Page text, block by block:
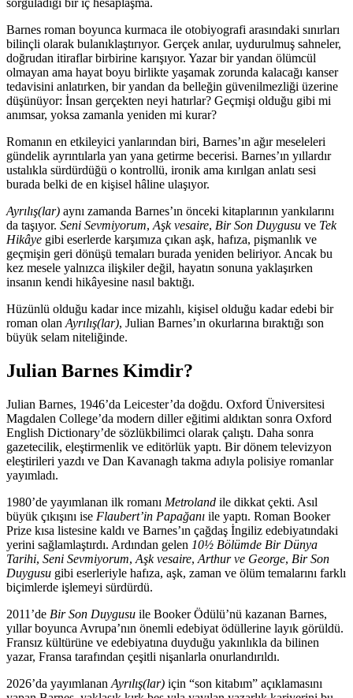
sorguladığı bir iç hesaplaşma.
Barnes roman boyunca kurmaca ile otobiyografi arasındaki sınırları
bilinçli olarak bulanıklaştırıyor. Gerçek anılar, uydurulmuş sahneler,
doğrudan itiraflar birbirine karışıyor. Yazar bir yandan ölümcül
olmayan ama hayat boyu birlikte yaşamak zorunda kalacağı kanser
tedavisini anlatırken, bir yandan da belleğin güvenilmezliği üzerine
düşünüyor: İnsan gerçekten neyi hatırlar? Geçmişi olduğu gibi mi
anımsar, yoksa zamanla yeniden mi kurar?
Romanın en etkileyici yanlarından biri, Barnes’ın ağır meseleleri
gündelik ayrıntılarla yan yana getirme becerisi. Barnes’ın yıllardır
ustalıkla sürdürdüğü o kontrollü, ironik ama kırılgan anlatı sesi
burada belki de en kişisel hâline ulaşıyor.
Ayrılış(lar) aynı zamanda Barnes’ın önceki kitaplarının yankılarını
da taşıyor. Seni Sevmiyorum, Aşk vesaire, Bir Son Duygusu ve Tek
Hikâye gibi eserlerde karşımıza çıkan aşk, hafıza, pişmanlık ve
geçmişin geri dönüşü temaları burada yeniden beliriyor. Ancak bu
kez mesele yalnızca ilişkiler değil, hayatın sonuna yaklaşırken
insanın kendi hikâyesine nasıl baktığı.
Hüzünlü olduğu kadar ince mizahlı, kişisel olduğu kadar edebi bir
roman olan Ayrılış(lar), Julian Barnes’ın okurlarına bıraktığı son
büyük selam niteliğinde.
Julian Barnes Kimdir?
Julian Barnes, 1946’da Leicester’da doğdu. Oxford Üniversitesi
Magdalen College’da modern diller eğitimi aldıktan sonra Oxford
English Dictionary’de sözlükbilimci olarak çalıştı. Daha sonra
gazetecilik, eleştirmenlik ve editörlük yaptı. Bir dönem televizyon
eleştirileri yazdı ve Dan Kavanagh takma adıyla polisiye romanlar
yayımladı.
1980’de yayımlanan ilk romanı Metroland ile dikkat çekti. Asıl
büyük çıkışını ise Flaubert’in Papağanı ile yaptı. Roman Booker
Prize kısa listesine kaldı ve Barnes’ın çağdaş İngiliz edebiyatındaki
yerini sağlamlaştırdı. Ardından gelen 10½ Bölümde Bir Dünya
Tarihi, Seni Sevmiyorum, Aşk vesaire, Arthur ve George, Bir Son
Duygusu gibi eserleriyle hafıza, aşk, zaman ve ölüm temalarını farklı
biçimlerde işlemeyi sürdürdü.
2011’de Bir Son Duygusu ile Booker Ödülü’nü kazanan Barnes,
yıllar boyunca Avrupa’nın önemli edebiyat ödüllerine layık görüldü.
Fransız kültürüne ve edebiyatına duyduğu yakınlıkla da bilinen
yazar, Fransa tarafından çeşitli nişanlarla onurlandırıldı.
2026’da yayımlanan Ayrılış(lar) için “son kitabım” açıklamasını